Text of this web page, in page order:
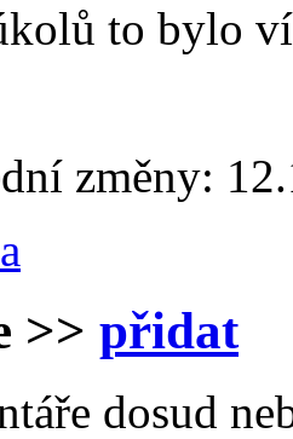
to bylo
změny:
>> přidat
dosud